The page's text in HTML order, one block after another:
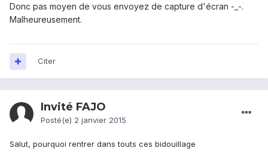
Donc pas moyen de vous envoyez de capture d'écran -_-.
Malheureusement.
Citer
Invité FAJO
Posté(e) 2 janvier 2015
Salut, pourquoi rentrer dans touts ces bidouillage